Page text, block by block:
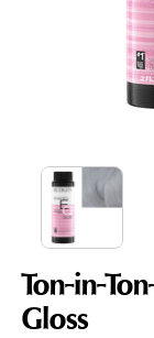
Ton-in-
Gloss